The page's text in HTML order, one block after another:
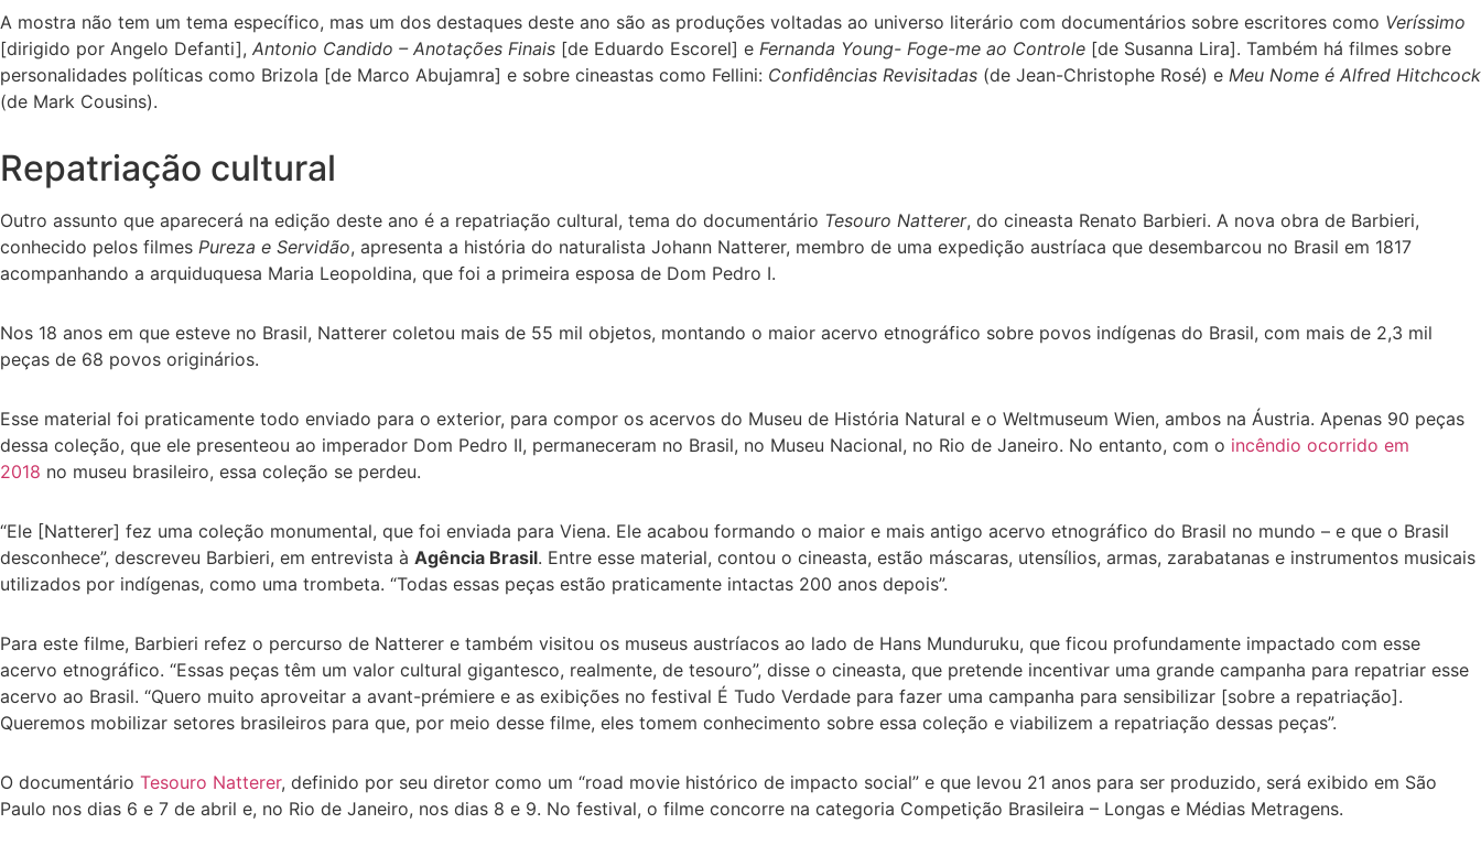
A mostra não tem um tema específico, mas um dos destaques deste ano são as produções voltadas ao universo literário com documentários sobre escritores como Veríssimo
[dirigido por Angelo Defanti], Antonio Candido – Anotações Finais [de Eduardo Escorel] e Fernanda Young- Foge-me ao Controle [de Susanna Lira]. Também há filmes sobre
personalidades políticas como Brizola [de Marco Abujamra] e sobre cineastas como Fellini: Confidências Revisitadas (de Jean-Christophe Rosé) e Meu Nome é Alfred Hitchcock
(de Mark Cousins).
Repatriação cultural
Outro assunto que aparecerá na edição deste ano é a repatriação cultural, tema do documentário Tesouro Natterer, do cineasta Renato Barbieri. A nova obra de Barbieri,
conhecido pelos filmes Pureza e Servidão, apresenta a história do naturalista Johann Natterer, membro de uma expedição austríaca que desembarcou no Brasil em 1817
acompanhando a arquiduquesa Maria Leopoldina, que foi a primeira esposa de Dom Pedro I.
Nos 18 anos em que esteve no Brasil, Natterer coletou mais de 55 mil objetos, montando o maior acervo etnográfico sobre povos indígenas do Brasil, com mais de 2,3 mil
peças de 68 povos originários.
Esse material foi praticamente todo enviado para o exterior, para compor os acervos do Museu de História Natural e o Weltmuseum Wien, ambos na Áustria. Apenas 90 peças
dessa coleção, que ele presenteou ao imperador Dom Pedro II, permaneceram no Brasil, no Museu Nacional, no Rio de Janeiro. No entanto, com o incêndio ocorrido em
2018 no museu brasileiro, essa coleção se perdeu.
“Ele [Natterer] fez uma coleção monumental, que foi enviada para Viena. Ele acabou formando o maior e mais antigo acervo etnográfico do Brasil no mundo – e que o Brasil
desconhece”, descreveu Barbieri, em entrevista à Agência Brasil. Entre esse material, contou o cineasta, estão máscaras, utensílios, armas, zarabatanas e instrumentos musicais
utilizados por indígenas, como uma trombeta. “Todas essas peças estão praticamente intactas 200 anos depois”.
Para este filme, Barbieri refez o percurso de Natterer e também visitou os museus austríacos ao lado de Hans Munduruku, que ficou profundamente impactado com esse
acervo etnográfico. “Essas peças têm um valor cultural gigantesco, realmente, de tesouro”, disse o cineasta, que pretende incentivar uma grande campanha para repatriar esse
acervo ao Brasil. “Quero muito aproveitar a avant-prémiere e as exibições no festival É Tudo Verdade para fazer uma campanha para sensibilizar [sobre a repatriação].
Queremos mobilizar setores brasileiros para que, por meio desse filme, eles tomem conhecimento sobre essa coleção e viabilizem a repatriação dessas peças”.
O documentário Tesouro Natterer, definido por seu diretor como um “road movie histórico de impacto social” e que levou 21 anos para ser produzido, será exibido em São
Paulo nos dias 6 e 7 de abril e, no Rio de Janeiro, nos dias 8 e 9. No festival, o filme concorre na categoria Competição Brasileira – Longas e Médias Metragens.